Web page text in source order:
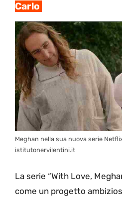
Carlo
Meghan nella sua nuova serie
istitutonervilentini.it
La serie “With Love,
come un progetto